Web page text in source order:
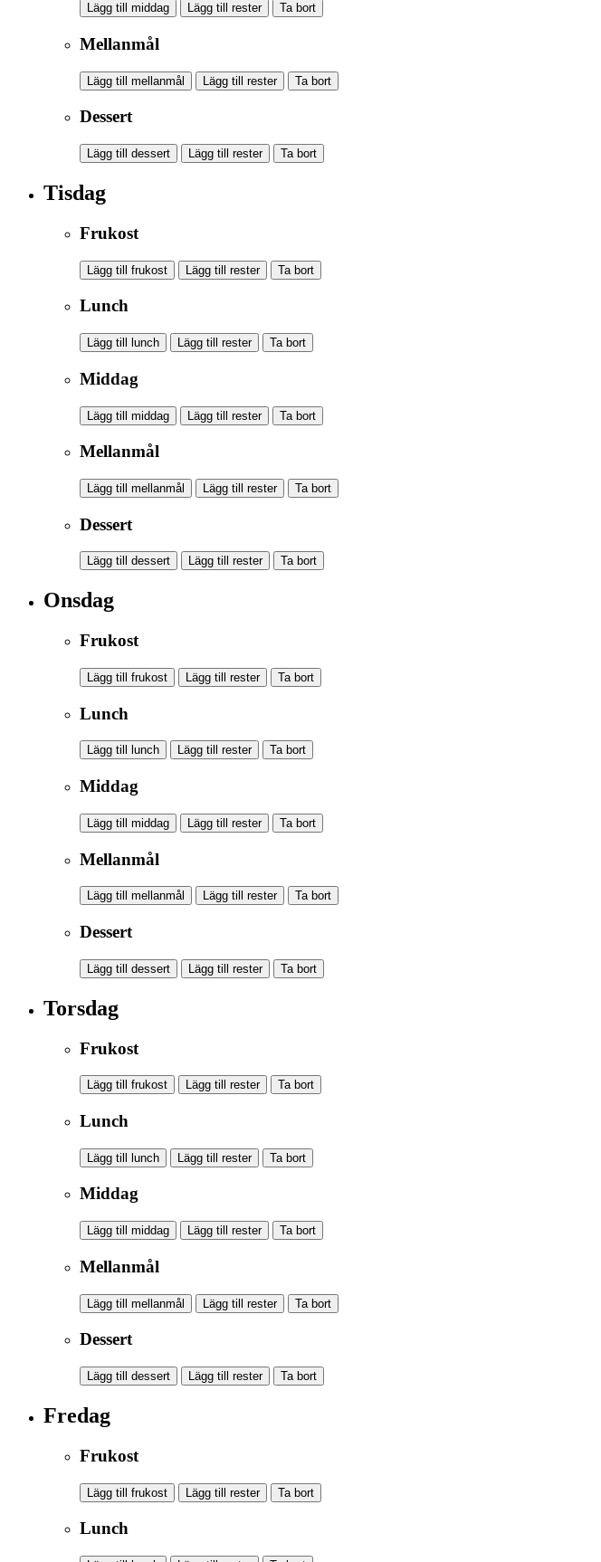
Lägg till middag Lägg till rester Ta bort
Mellanmål
Lägg till mellanmål Lägg till rester Ta bort
Dessert
Lägg till dessert Lägg till rester Ta bort
Tisdag
Frukost
Lägg till frukost Lägg till rester Ta bort
Lunch
Lägg till lunch Lägg till rester Ta bort
Middag
Lägg till middag Lägg till rester Ta bort
Mellanmål
Lägg till mellanmål Lägg till rester Ta bort
Dessert
Lägg till dessert Lägg till rester Ta bort
Onsdag
Frukost
Lägg till frukost Lägg till rester Ta bort
Lunch
Lägg till lunch Lägg till rester Ta bort
Middag
Lägg till middag Lägg till rester Ta bort
Mellanmål
Lägg till mellanmål Lägg till rester Ta bort
Dessert
Lägg till dessert Lägg till rester Ta bort
Torsdag
Frukost
Lägg till frukost Lägg till rester Ta bort
Lunch
Lägg till lunch Lägg till rester Ta bort
Middag
Lägg till middag Lägg till rester Ta bort
Mellanmål
Lägg till mellanmål Lägg till rester Ta bort
Dessert
Lägg till dessert Lägg till rester Ta bort
Fredag
Frukost
Lägg till frukost Lägg till rester Ta bort
Lunch